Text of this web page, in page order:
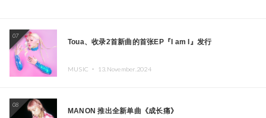
07
Toua、收录2首新曲的首张EP『I am I』发行
MUSIC ・ 13.November.2024
08
MANON 推出全新单曲《成长痛》